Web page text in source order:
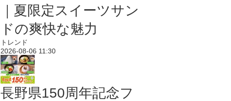
｜夏限定スイーツサン
ドの爽快な魅力
トレンド
2026-08-06 11:30
長野県150周年記念フ